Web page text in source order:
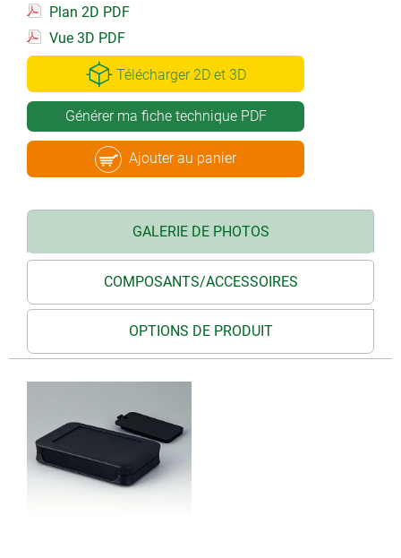
Plan 2D PDF
Vue 3D PDF
Télécharger 2D et 3D
Générer ma fiche technique PDF
Ajouter au panier
GALERIE DE PHOTOS
COMPOSANTS/ACCESSOIRES
OPTIONS DE PRODUIT